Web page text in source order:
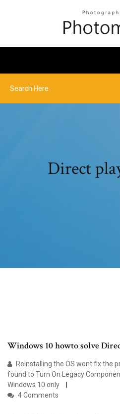
Direct
Windows 10 howto solve
Reinstalling the OS wont fix the
found to Turn On Legacy
Windows 10 only
4 Comments